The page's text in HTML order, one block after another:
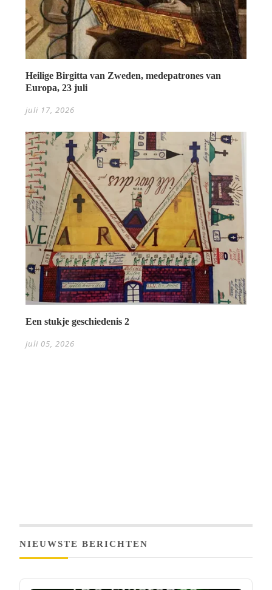
Heilige Birgitta van Zweden, medepatrones van
Europa, 23 juli
juli 17, 2026
Een stukje geschiedenis 2
juli 05, 2026
NIEUWSTE BERICHTEN